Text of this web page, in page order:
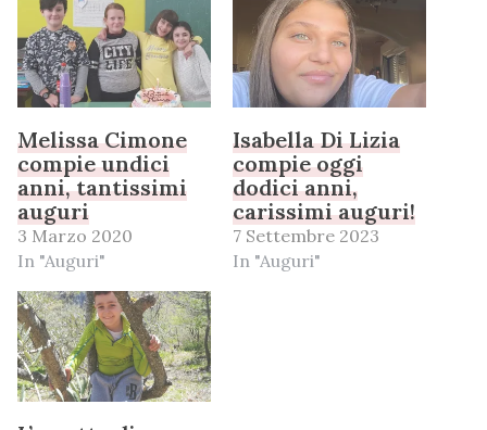
Melissa Cimone
compie undici
anni, tantissimi
auguri
3 Marzo 2020
In "Auguri"
Isabella Di Lizia
compie oggi
dodici anni,
carissimi auguri!
7 Settembre 2023
In "Auguri"